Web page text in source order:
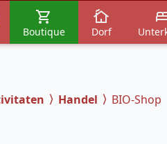
Boutique Dorf
Handel BIO-Shop